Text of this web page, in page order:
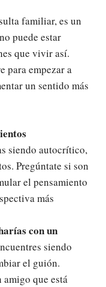
familiar, es un
puede estar
que vivir así.
para empezar a
un sentido más
siendo autocrítico,
Pregúntate si son
el pensamiento
más
con un
siendo
el guión.
que está